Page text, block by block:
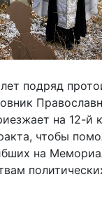
подряд
на 12-й
чтобы
на